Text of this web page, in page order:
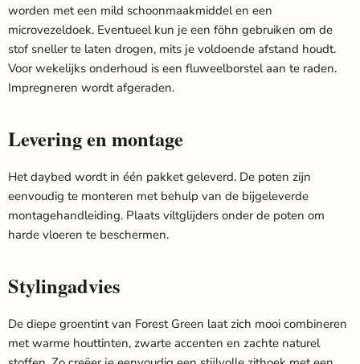
worden met een mild schoonmaakmiddel en een
microvezeldoek. Eventueel kun je een föhn gebruiken om de
stof sneller te laten drogen, mits je voldoende afstand houdt.
Voor wekelijks onderhoud is een fluweelborstel aan te raden.
Impregneren wordt afgeraden.
Levering en montage
Het daybed wordt in één pakket geleverd. De poten zijn
eenvoudig te monteren met behulp van de bijgeleverde
montagehandleiding. Plaats viltglijders onder de poten om
harde vloeren te beschermen.
Stylingadvies
De diepe groentint van Forest Green laat zich mooi combineren
met warme houttinten, zwarte accenten en zachte naturel